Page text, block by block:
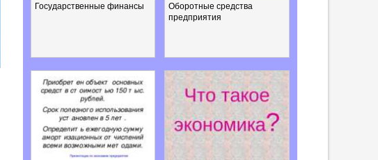
Государственные финансы
Оборотные средства
предприятия